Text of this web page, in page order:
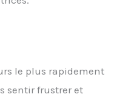
le plus rapidement
sentir frustrer et